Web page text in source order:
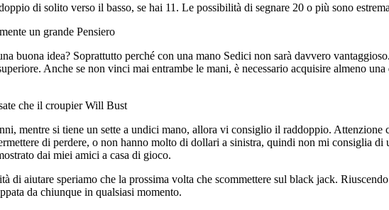
di solito verso il basso, se hai 11. Le possibilità di segnare 20 o più sono
un grande Pensiero
buona idea? Soprattutto perché con una mano Sedici non sarà davvero
Anche se non vinci mai entrambe le mani, è necessario acquisire almeno
che il croupier Will Bust
mentre si tiene un sette a undici mano, allora vi consiglio il raddoppio. Attenzione
di perdere, o non hanno molto di dollari a sinistra, quindi non mi consiglia di
dai miei amici a casa di gioco.
di aiutare speriamo che la prossima volta che scommettere sul black jack.
da chiunque in qualsiasi momento.